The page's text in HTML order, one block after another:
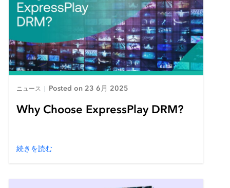
ニュース | Posted on 23 6月 2025
Why Choose ExpressPlay DRM?
続きを読む